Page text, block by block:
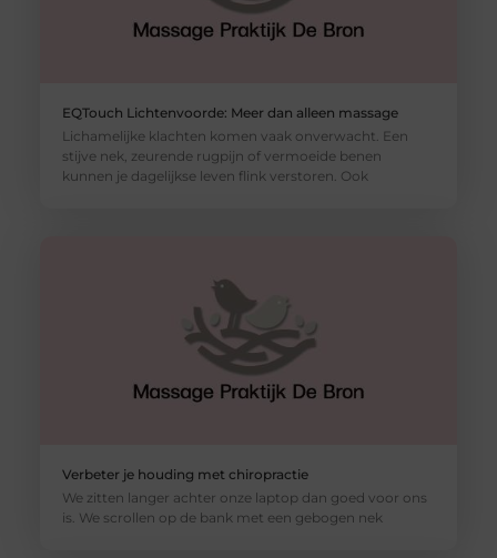
EQTouch Lichtenvoorde: Meer dan alleen massage
Lichamelijke klachten komen vaak onverwacht. Een
stijve nek, zeurende rugpijn of vermoeide benen
kunnen je dagelijkse leven flink verstoren. Ook
Verbeter je houding met chiropractie
We zitten langer achter onze laptop dan goed voor ons
is. We scrollen op de bank met een gebogen nek